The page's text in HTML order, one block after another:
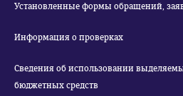
Установленные формы обращений,
Информация о проверках
Сведения об использовании
бюджетных средств